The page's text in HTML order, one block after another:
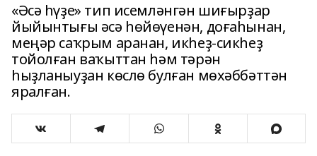
«Әсә һүҙе» тип исемләнгән шиғырҙар
йыйынтығы әсә һөйөүенән, доғаһынан,
меңәр саҡрым аранан, икһеҙ-сикһеҙ
тойолған ваҡыттан һәм тәрән
һыҙланыуҙан көслө булған мөхәббәттән
яралған.